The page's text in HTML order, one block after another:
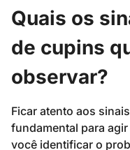
Quais os
de cupins
observar?
Ficar atento aos
fundamental para
você identificar o